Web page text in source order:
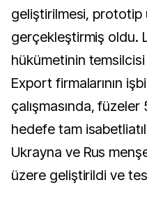
geliştirilmesi, prototip
gerçekleştirmiş oldu.
hükümetinin
Export firmalarının
çalışmasında,
hedefe tam
Ukrayna ve Rus
üzere geliştirildi ve